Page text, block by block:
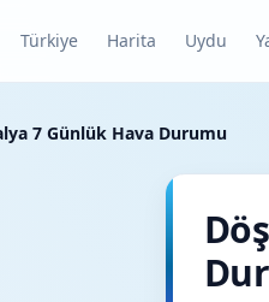
Türkiye Harita Uydu
7 Günlük Hava Durumu